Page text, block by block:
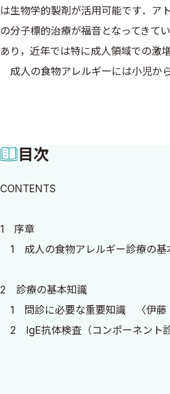
は生物学的製剤が活用可能です．ア
の分子標的治療が福音となってきて
あり，近年では特に成人領域での激
成人の食物アレルギーには小児か
正確診断が困難な症例も多く，そ
も少なくありません．本邦におけ
とも言えようかと思われます．そこ
レルギー診療向上のためにお役立て
2024年2月
永田 真
目次
CONTENTS
1 序章
1 成人の食物アレルギー診療の
2 診療の基本知識
1 問診に必要な重要知識 〈伊
2 IgE抗体検査（コンポーネント
4 皮膚テスト（プリックテストを